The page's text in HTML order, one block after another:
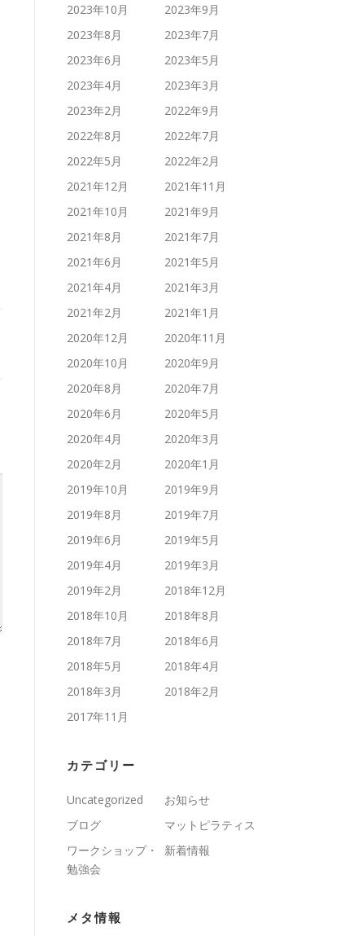
2023年10月
2023年9月
2023年8月
2023年7月
2023年6月
2023年5月
2023年4月
2023年3月
2023年2月
2022年9月
2022年8月
2022年7月
2022年5月
2022年2月
2021年12月
2021年11月
2021年10月
2021年9月
2021年8月
2021年7月
2021年6月
2021年5月
2021年4月
2021年3月
2021年2月
2021年1月
2020年12月
2020年11月
2020年10月
2020年9月
2020年8月
2020年7月
2020年6月
2020年5月
2020年4月
2020年3月
2020年2月
2020年1月
2019年10月
2019年9月
2019年8月
2019年7月
2019年6月
2019年5月
2019年4月
2019年3月
2019年2月
2018年12月
2018年10月
2018年8月
2018年7月
2018年6月
2018年5月
2018年4月
2018年3月
2018年2月
2017年11月
カテゴリー
Uncategorized
お知らせ
ブログ
マットピラティス
ワークショップ・
勉強会
新着情報
メタ情報